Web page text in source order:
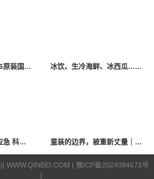
海淘怕买到假？2026原装国产羊奶粉靠谱的正规品牌有哪些？ 冰饮、生冷海鲜、冰西瓜……泉州人夏季“标配”饮食极易引发胃肠炎
人人讲安全 个个会应急 科学应对防震避险 童装的边界，被重新丈量｜2026中国国际时装周·童话小镇圆满收官
| WWW.QINBEI.COM | 豫ICP备2024094673号
|